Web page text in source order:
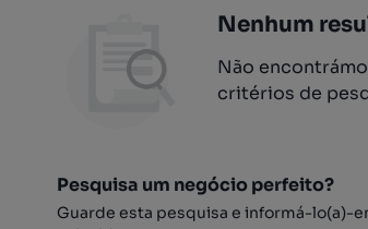
Nenhum
Não
critérios de
Pesquisa um negócio perfeito?
Guarde esta pesquisa e informá-lo(a)-